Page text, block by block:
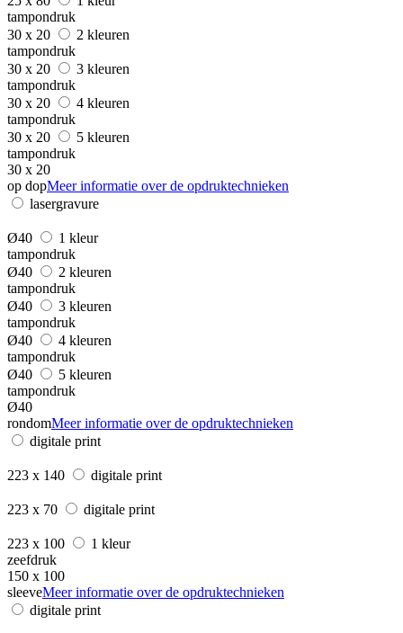
tampondruk
30 x 20
2 kleuren
tampondruk
30 x 20
3 kleuren
tampondruk
30 x 20
4 kleuren
tampondruk
30 x 20
5 kleuren
tampondruk
30 x 20
op dopMeer informatie over de opdruktechnieken
lasergravure
Ø40
1 kleur
tampondruk
Ø40
2 kleuren
tampondruk
Ø40
3 kleuren
tampondruk
Ø40
4 kleuren
tampondruk
Ø40
5 kleuren
tampondruk
Ø40
rondomMeer informatie over de opdruktechnieken
digitale print
223 x 140 digitale print
223 x 70 digitale print
223 x 100
1 kleur
zeefdruk
150 x 100
sleeveMeer informatie over de opdruktechnieken
digitale print